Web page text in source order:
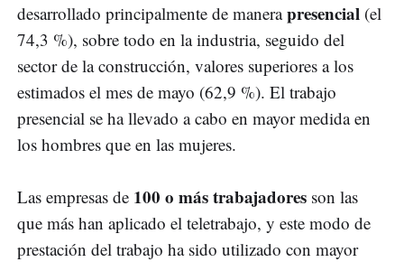
desarrollado principalmente de manerapresencial (el
74,3 %), sobre todo en la industria, seguido del
sector de la construcción, valores superiores a los
estimados el mes de mayo (62,9 %). El trabajo
presencial se ha llevado a cabo en mayor medida en
los hombres que en las mujeres.
Las empresas de 100 o más trabajadores son las
que más han aplicado el teletrabajo, y este modo de
prestación del trabajo ha sido utilizado con mayor